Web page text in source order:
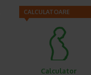
CALCULATOARE
Calculator